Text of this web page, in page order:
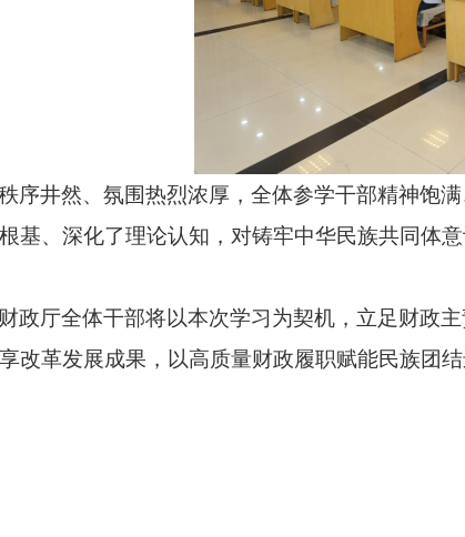
序井然、氛围热烈浓厚，全体参学干部精神饱
基、深化了理论认知，对铸牢中华民族共同体
政厅全体干部将以本次学习为契机，立足财政
改革发展成果，以高质量财政履职赋能民族团